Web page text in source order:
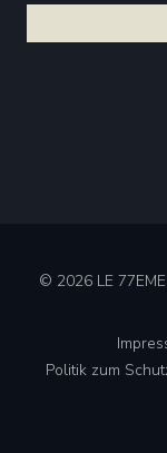
© 2026 LE
Politik zum